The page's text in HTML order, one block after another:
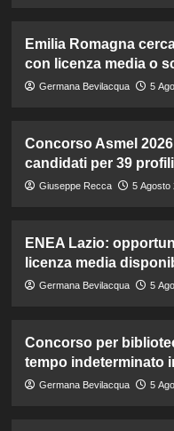
Emilia Romagna
con licenza media o
Germana Bevilacqua 5
Concorso Asmel
candidati per 39
Giuseppe Recca 5 Agosto
ENEA Lazio:
licenza media
Germana Bevilacqua 5
Concorso per
tempo indeterminato
Germana Bevilacqua 5